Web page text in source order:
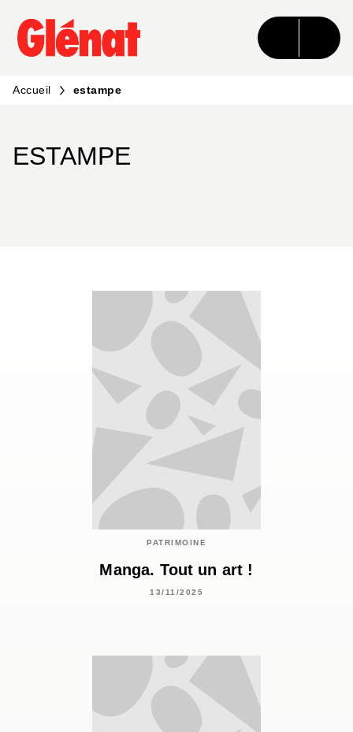
MENU RECHERCHE CONTENU
PIED DE PAGE
Accueil estampe
ESTAMPE
PATRIMOINE
Manga. Tout un art !
13/11/2025